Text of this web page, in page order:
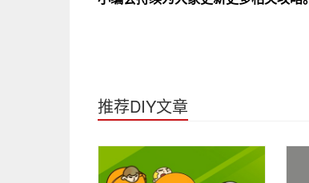
推荐DIY文章